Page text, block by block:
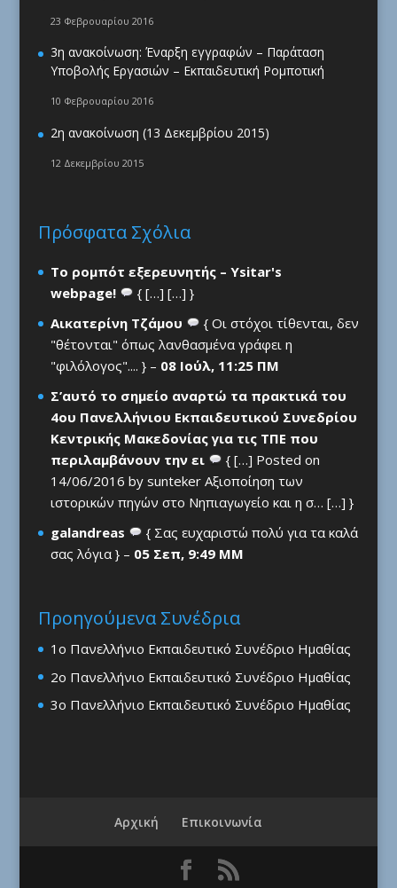
23 Φεβρουαρίου 2016
3η ανακοίνωση: Έναρξη εγγραφών – Παράταση
Υποβολής Εργασιών – Εκπαιδευτική Ρομποτική
10 Φεβρουαρίου 2016
2η ανακοίνωση (13 Δεκεμβρίου 2015)
12 Δεκεμβρίου 2015
Πρόσφατα Σχόλια
Το ρομπότ εξερευνητής – Ysitar's
webpage!
{ […] […] }
Αικατερίνη Τζάμου
{ Οι στόχοι τίθενται, δεν
"θέτονται" όπως λανθασμένα γράφει η
"φιλόλογος".... } – 08 Ιούλ, 11:25 ΠΜ
Σ’αυτό το σημείο αναρτώ τα πρακτικά του
4ου Πανελλήνιου Εκπαιδευτικού Συνεδρίου
Κεντρικής Μακεδονίας για τις ΤΠΕ που
περιλαμβάνουν την ει
{ […] Posted on
14/06/2016 by sunteker Αξιοποίηση των
ιστορικών πηγών στο Νηπιαγωγείο και η σ… […] }
galandreas
{ Σας ευχαριστώ πολύ για τα καλά
σας λόγια } – 05 Σεπ, 9:49 ΜΜ
Προηγούμενα Συνέδρια
1ο Πανελλήνιο Εκπαιδευτικό Συνέδριο Ημαθίας
2ο Πανελλήνιο Εκπαιδευτικό Συνέδριο Ημαθίας
3ο Πανελλήνιο Εκπαιδευτικό Συνέδριο Ημαθίας
Αρχική Επικοινωνία